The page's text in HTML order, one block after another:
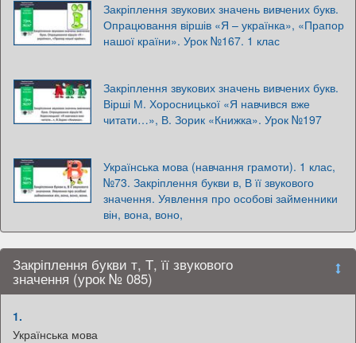
Закріплення звукових значень вивчених букв.
Опрацювання віршів «Я – українка», «Прапор
нашої країни». Урок №167. 1 клас
Закріплення звукових значень вивчених букв.
Вірші М. Хоросницької «Я навчився вже
читати…», В. Зорик «Книжка». Урок №197
Українська мова (навчання грамоти). 1 клас,
№73. Закріплення букви в, В її звукового
значення. Уявлення про особові займенники
він, вона, воно,
Закріплення букви т, Т, її звукового
значення (урок № 085)
1.
Українська мова